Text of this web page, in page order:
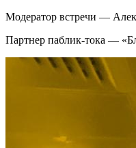
Модератор встречи —
Партнер паблик-тока —